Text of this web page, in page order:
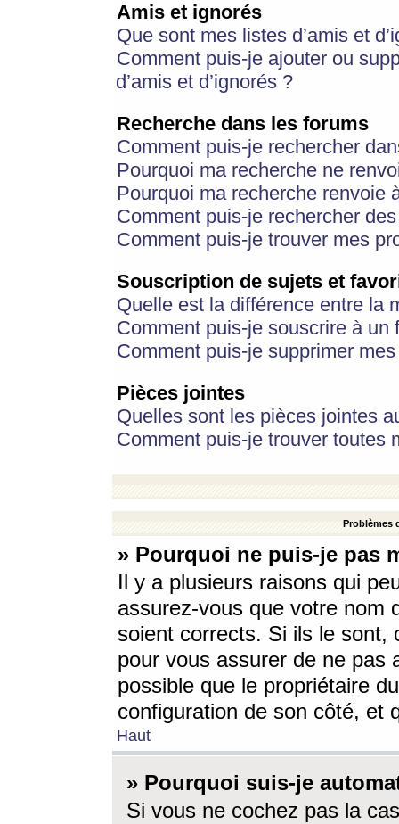
Amis et ignorés
Que sont mes listes d’amis et
Comment puis-je ajouter ou
d’amis et d’ignorés ?
Recherche dans les forums
Comment puis-je rechercher
Pourquoi ma recherche ne
Pourquoi ma recherche renvoie
Comment puis-je rechercher
Comment puis-je trouver mes
Souscription de sujets et
Quelle est la différence entre la
Comment puis-je souscrire à
Comment puis-je supprimer
Pièces jointes
Quelles sont les pièces jointes
Comment puis-je trouver toutes
Problèmes
» Pourquoi ne puis-je pas
Il y a plusieurs raisons qui
assurez-vous que votre nom
soient corrects. Si ils le sont,
pour vous assurer de ne pas
possible que le propriétaire
configuration de son côté, et
Haut
» Pourquoi suis-je
Si vous ne cochez pas la